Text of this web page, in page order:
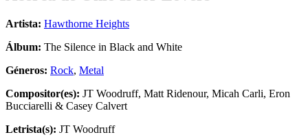
Artista: Hawthorne Heights
Álbum: The Silence in Black and White
Géneros: Rock, Metal
Compositor(es): JT Woodruff, Matt Ridenour, Micah Carli, Eron
Bucciarelli & Casey Calvert
Letrista(s): JT Woodruff